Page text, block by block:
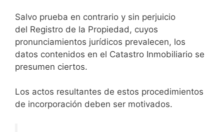
Salvo prueba en contrario y sin perjuicio
del Registro de la Propiedad, cuyos
pronunciamientos jurídicos prevalecen, los
datos contenidos en el Catastro Inmobiliario se
presumen ciertos.
Los actos resultantes de estos procedimientos
de incorporación deben ser motivados.